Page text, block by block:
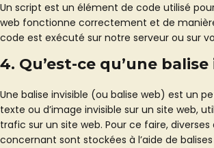
Un script est un élément de code utilisé
web fonctionne correctement et de
code est exécuté sur notre serveur ou sur
4. Qu’est-ce qu’une
Une balise invisible (ou balise web) est un
texte ou d’image invisible sur un site web,
trafic sur un site web. Pour ce faire, diverses
concernant sont stockées à l’aide de balises